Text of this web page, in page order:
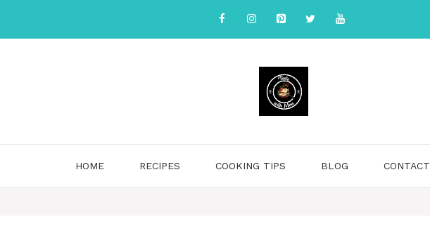
HOME RECIPES COOKING TIPS BLOG CONTACT